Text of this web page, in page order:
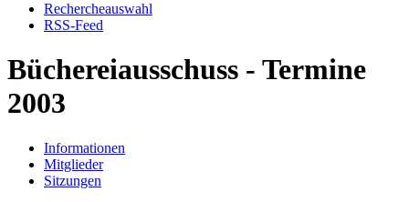
Rechercheauswahl
RSS-Feed
Büchereiausschuss - Termine
2003
Informationen
Mitglieder
Sitzungen